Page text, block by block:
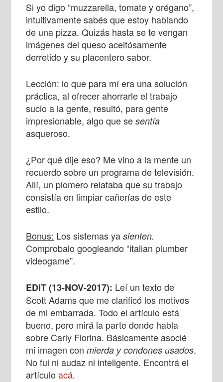
Si yo digo “muzzarella, tomate y orégano”,
intuitivamente sabés que estoy hablando
de una pizza. Quizás hasta se te vengan
imágenes del queso aceitósamente
derretido y su placentero sabor.
Lección: lo que para mí era una solución
práctica, al ofrecer ahorrarle el trabajo
sucio a la gente, resultó, para gente
impresionable, algo que sesentía
asqueroso.
¿Por qué dije eso? Me vino a la mente un
recuerdo sobre un programa de televisión.
Allí, un plomero relataba que su trabajo
consistía en limpiar cañerías de este
estilo.
Bonus: Los sistemas yasienten.
Comprobalo googleando “italian plumber
videogame”.
EDIT (13-NOV-2017): Leí un texto de
Scott Adams que me clarificó los motivos
de mi embarrada. Todo el artículo está
bueno, pero mirá la parte donde habla
sobre Carly Fiorina. Básicamente asocié
mi imagen conmierda y condones usados.
No fui ni audaz ni inteligente. Encontrá el
artículoacá.